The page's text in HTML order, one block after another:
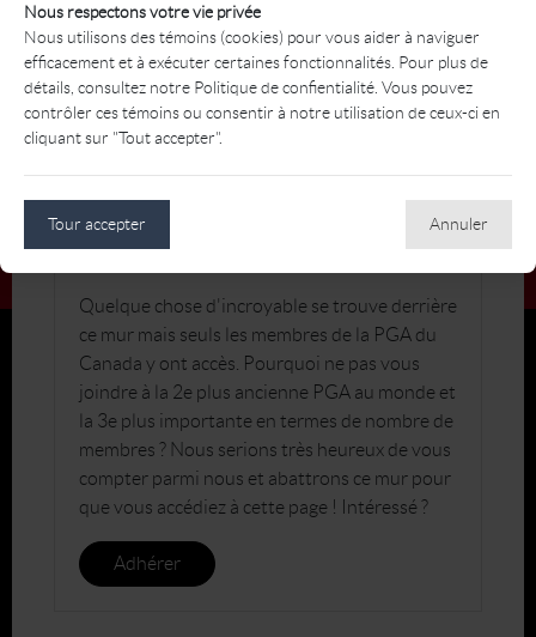
Nous respectons votre vie privée
Nous utilisons des témoins (cookies) pour vous aider à naviguer
efficacement et à exécuter certaines fonctionnalités. Pour plus de
détails, consultez notre Politique de confientialité. Vous pouvez
contrôler ces témoins ou consentir à notre utilisation de ceux-ci en
cliquant sur "Tout accepter".
Tour accepter Annuler
JOIGNEZ-VOUS À LA PGA DU CANADA
Quelque chose d'incroyable se trouve derrière
ce mur mais seuls les membres de la PGA du
Canada y ont accès. Pourquoi ne pas vous
joindre à la 2e plus ancienne PGA au monde et
la 3e plus importante en termes de nombre de
membres ? Nous serions très heureux de vous
compter parmi nous et abattrons ce mur pour
que vous accédiez à cette page ! Intéressé ?
Adhérer